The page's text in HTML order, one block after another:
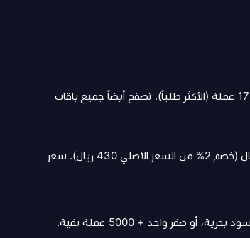
(الأكثر طلباً). تصفح أيضاً جميع باقات
كم سعر شحن 10 آلاف عملة تيك توك؟السعر 420 ريال (خصم 2% من السعر الأصلي 430 ريال). سعر